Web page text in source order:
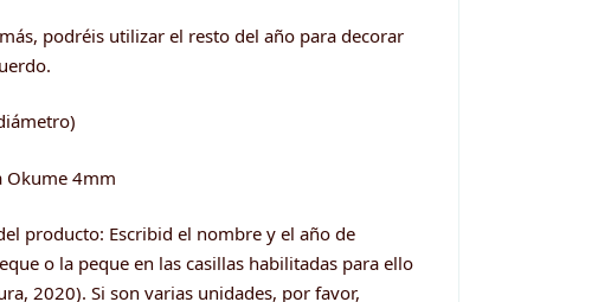
podréis utilizar el resto del año para decorar
Okume 4mm
producto: Escribid el nombre y el año de
o la peque en las casillas habilitadas para ello
2020). Si son varias unidades, por favor,